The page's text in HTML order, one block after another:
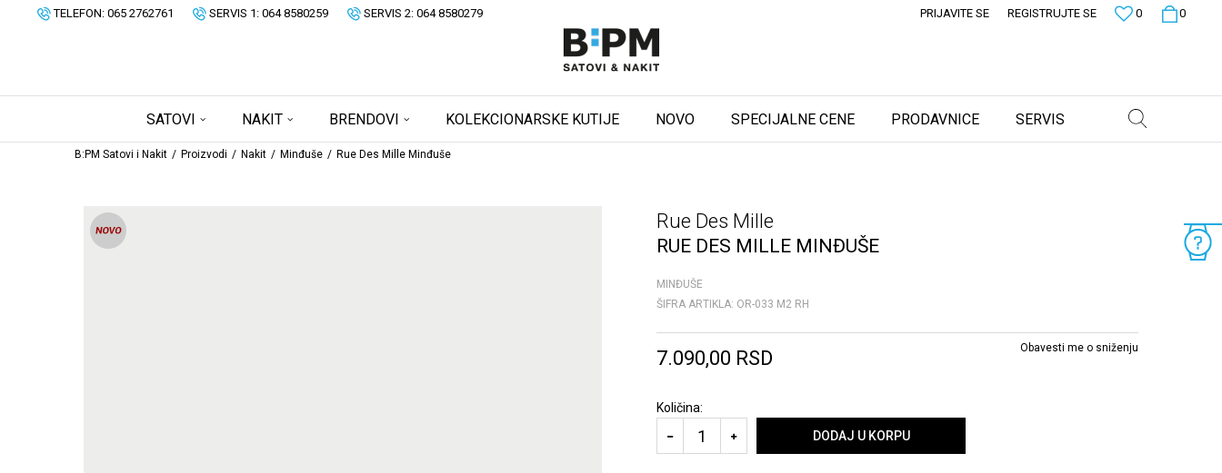
TELEFON: 065 2762761 SERVIS 1: 064 8580259 SERVIS 2: 064 8580279 0
0
PRIJAVITE SE REGISTRUJTE SE
SATOVI NAKIT BRENDOVI KOLEKCIONARSKE KUTIJE NOVO SPECIJALNE CENE PRODAVNICE SERVIS
B:PM Satovi i Nakit Proizvodi Nakit Minđuše Rue Des Mille Minđuše
Rue Des Mille
RUE DES MILLE MINĐUŠE
MINĐUŠE
ŠIFRA ARTIKLA: OR-033 M2 RH
7.090,00 RSD Obavesti me o sniženju
Količina:
DODAJ U KORPU